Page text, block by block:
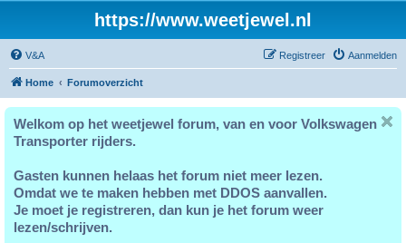
https://www.weetjewel.nl
V&A Aanmelden
Registreer
Home Forumoverzicht
Welkom op het weetjewel forum, van en voor Volkswagen
Transporter rijders.
Gasten kunnen helaas het forum niet meer lezen.
Omdat we te maken hebben met DDOS aanvallen.
Je moet je registreren, dan kun je het forum weer
lezen/schrijven.